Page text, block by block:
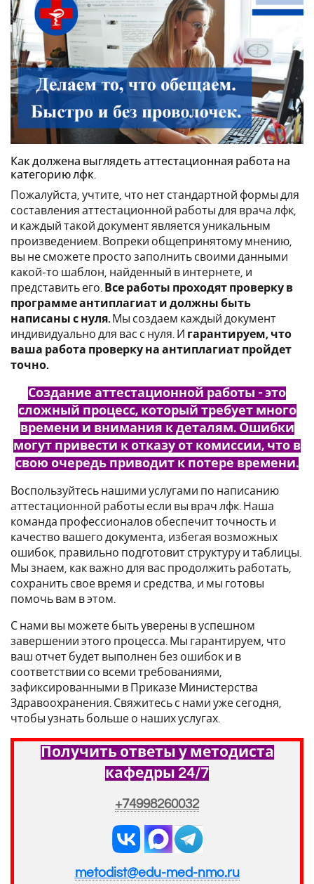
Как должена выглядеть аттестационная работа на
категорию лфк.
Пожалуйста, учтите, что нет стандартной формы для
составления аттестационной работы для врача лфк,
и каждый такой документ является уникальным
произведением. Вопреки общепринятому мнению,
вы не сможете просто заполнить своими данными
какой-то шаблон, найденный в интернете, и
представить его. Все работы проходят проверку в
программе антиплагиат и должны быть
написаны с нуля. Мы создаем каждый документ
индивидуально для вас с нуля. И гарантируем, что
ваша работа проверку на антиплагиат пройдет
точно.
Создание аттестационной работы - это
сложный процесс, который требует много
времени и внимания к деталям. Ошибки
могут привести к отказу от комиссии, что в
свою очередь приводит к потере времени.
Воспользуйтесь нашими услугами по написанию
аттестационной работы если вы врач лфк. Наша
команда профессионалов обеспечит точность и
качество вашего документа, избегая возможных
ошибок, правильно подготовит структуру и таблицы.
Мы знаем, как важно для вас продолжить работать,
сохранить свое время и средства, и мы готовы
помочь вам в этом.
С нами вы можете быть уверены в успешном
завершении этого процесса. Мы гарантируем, что
ваш отчет будет выполнен без ошибок и в
соответствии со всеми требованиями,
зафиксированными в Приказе Министерства
Здравоохранения. Свяжитесь с нами уже сегодня,
чтобы узнать больше о наших услугах.
Получить ответы у методиста
кафедры 24/7
+74998260032
metodist@edu-med-nmo.ru